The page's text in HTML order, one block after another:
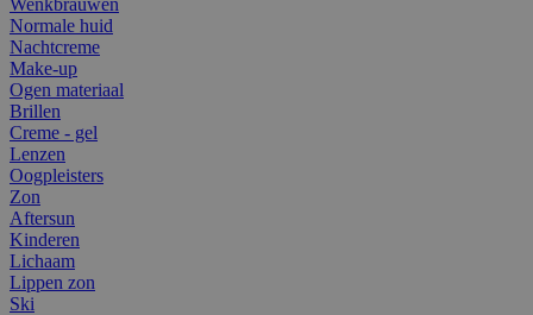
Normale huid
Nachtcreme
Make-up
Ogen materiaal
Brillen
Creme - gel
Lenzen
Oogpleisters
Zon
Aftersun
Kinderen
Lichaam
Lippen zon
Ski